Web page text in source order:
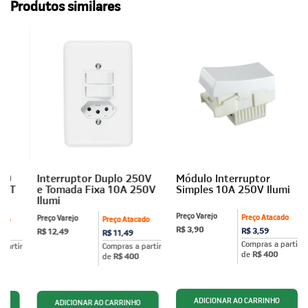
Produtos similares
partir
Interruptor Duplo 250V
e Tomada Fixa 10A 250V
Ilumi
Preço Atacado
R$ 11,49
Compras a partir
de R$ 400
Preço Varejo
R$ 12,49
Módulo Interruptor
Simples 10A 250V Ilumi
Preço Atacado
R$ 3,59
Compras a partir
de R$ 400
Preço Varejo
R$ 3,90